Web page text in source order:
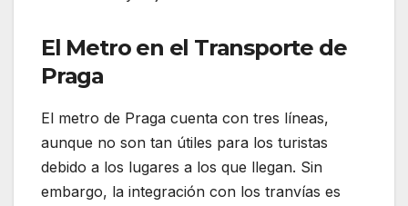
El Metro en el Transporte de
Praga
El metro de Praga cuenta con tres líneas,
aunque no son tan útiles para los turistas
debido a los lugares a los que llegan. Sin
embargo, la integración con los tranvías es